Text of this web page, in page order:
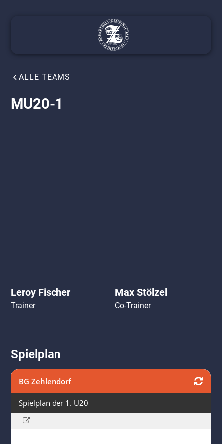
ALLE TEAMS
MU20-1
Leroy Fischer
Trainer
Max Stölzel
Co-Trainer
Spielplan